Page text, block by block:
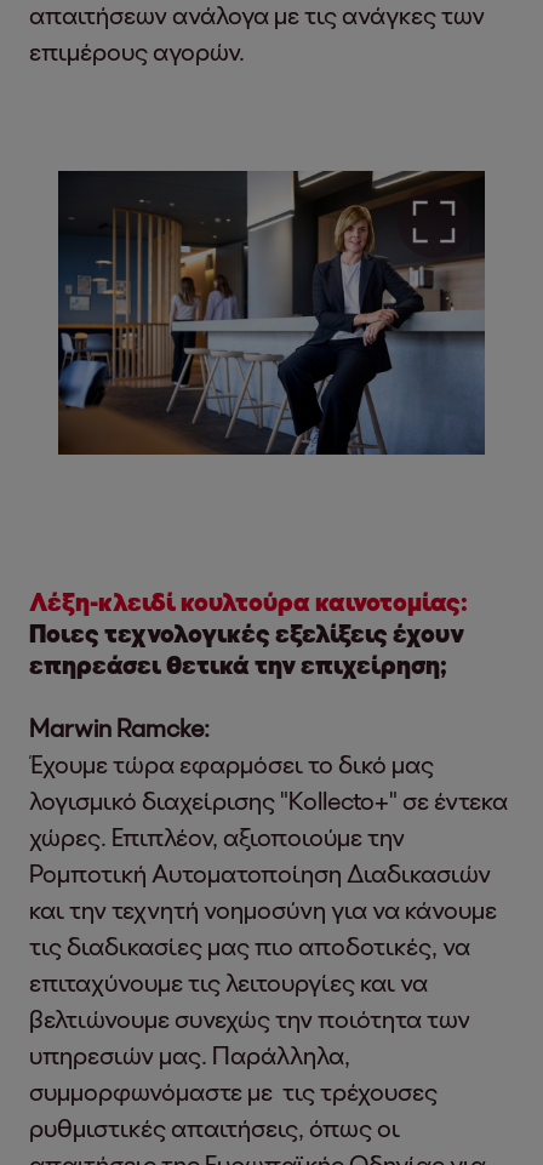
απαιτήσεων ανάλογα με τις ανάγκες των
επιμέρους αγορών.
Λέξη-κλειδί κουλτούρα καινοτομίας:
Ποιες τεχνολογικές εξελίξεις έχουν
επηρεάσει θετικά την επιχείρηση;
Marwin Ramcke:
Έχουμε τώρα εφαρμόσει το δικό μας
λογισμικό διαχείρισης "Kollecto+" σε έντεκα
χώρες. Επιπλέον, αξιοποιούμε την
Ρομποτική Αυτοματοποίηση Διαδικασιών
και την τεχνητή νοημοσύνη για να κάνουμε
τις διαδικασίες μας πιο αποδοτικές, να
επιταχύνουμε τις λειτουργίες και να
βελτιώνουμε συνεχώς την ποιότητα των
υπηρεσιών μας. Παράλληλα,
συμμορφωνόμαστε με τις τρέχουσες
ρυθμιστικές απαιτήσεις, όπως οι